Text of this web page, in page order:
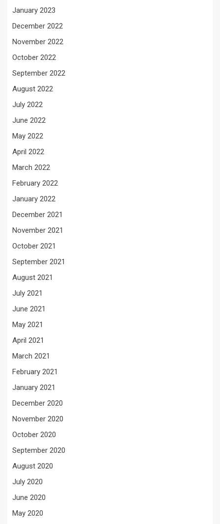
January 2023
December 2022
November 2022
October 2022
September 2022
August 2022
July 2022
June 2022
May 2022
April 2022
March 2022
February 2022
January 2022
December 2021
November 2021
October 2021
September 2021
August 2021
July 2021
June 2021
May 2021
April 2021
March 2021
February 2021
January 2021
December 2020
November 2020
October 2020
September 2020
August 2020
July 2020
June 2020
May 2020